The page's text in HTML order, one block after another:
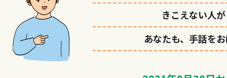
きこえない人
あなたも、手話を